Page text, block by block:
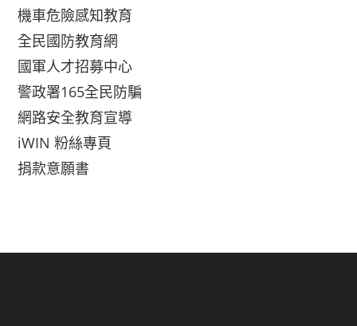
機車危險感知教育
全民國防教育網
國軍人才招募中心
警政署165全民防騙
網路安全教育宣導
iWIN 粉絲專頁
捐款意願書